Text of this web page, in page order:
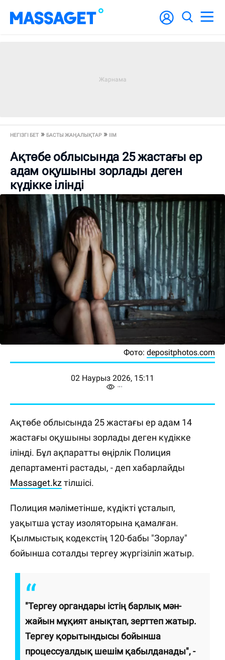
НЕГІЗГІ БЕТ БАСТЫ ЖАҢАЛЫҚТАР ІІМ
Ақтөбе облысында 25 жастағы ер
адам оқушыны зорлады деген
күдікке ілінді
Фото: depositphotos.com
02 Наурыз 2026, 15:11
Ақтөбе облысында 25 жастағы ер адам 14
жастағы оқушыны зорлады деген күдікке
ілінді. Бұл ақпаратты өңірлік Полиция
департаменті растады, - деп хабарлайды
Massaget.kzтілшісі.
Полиция мәліметінше, күдікті ұсталып,
уақытша ұстау изоляторына қамалған.
Қылмыстық кодекстің 120-бабы "Зорлау"
бойынша соталды тергеу жүргізіліп жатыр.
"Тергеу органдары істің барлық мән-
жайын мұқият анықтап, зерттеп жатыр.
Тергеу қорытындысы бойынша
процессуалдық шешім қабылданады", -